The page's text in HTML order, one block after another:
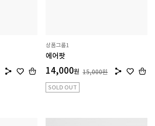
상품그룹1
에어팟
14,000원 15,000원
SOLD OUT